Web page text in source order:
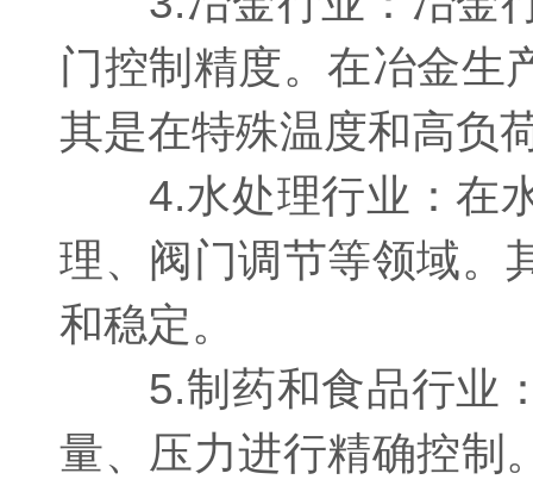
门控制精度。在冶金生
其是在特殊温度和高负
4.水处理行业：在水
理、阀门调节等领域。
和稳定。
5.制药和食品行业：
量、压力进行精确控制